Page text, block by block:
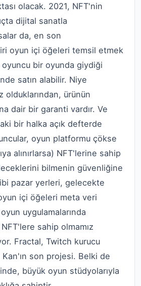
olacak. 2021, NFT'nin
dijital sanatla
da, en son
oyun içi öğeleri temsil etmek
bir oyunda giydiği
satın alabilir. Niye
olduklarından, ürünün
dair bir garanti vardır. Ve
bir halka açık defterde
oyun platformu çökse
alınırlarsa) NFT'lerine sahip
bilmenin güvenliğine
pazar yerleri, gelecekte
içi öğeleri meta veri
uygulamalarında
sahip olmamız
Fractal, Twitch kurucu
son projesi. Belki de
büyük oyun stüdyolarıyla